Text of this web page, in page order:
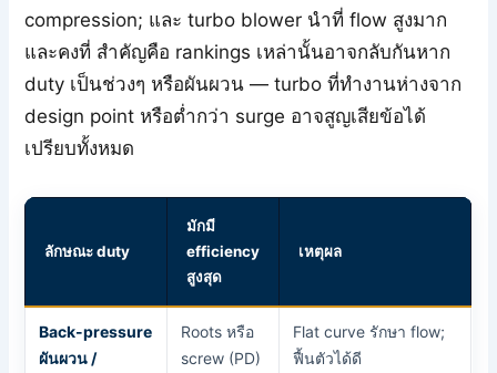
compression; และ turbo blower นำที่ flow สูงมาก
และคงที่ สำคัญคือ rankings เหล่านั้นอาจกลับกันหาก
duty เป็นช่วงๆ หรือผันผวน — turbo ที่ทำงานห่างจาก
design point หรือต่ำกว่า surge อาจสูญเสียข้อได้
เปรียบทั้งหมด
ลักษณะ duty
มักมี
efficiency
สูงสุด
เหตุผล
Back-pressure
ผันผวน /
Roots หรือ
screw (PD)
Flat curve รักษา flow;
ฟื้นตัวได้ดี